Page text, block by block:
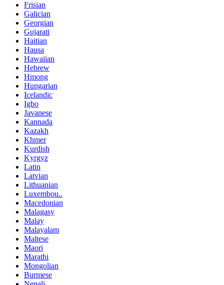
Frisian
Galician
Georgian
Gujarati
Haitian
Hausa
Hawaiian
Hebrew
Hmong
Hungarian
Icelandic
Igbo
Javanese
Kannada
Kazakh
Khmer
Kurdish
Kyrgyz
Latin
Latvian
Lithuanian
Luxembou..
Macedonian
Malagasy
Malay
Malayalam
Maltese
Maori
Marathi
Mongolian
Burmese